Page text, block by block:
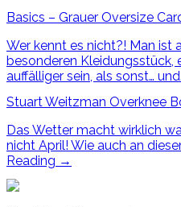
Basics – Grauer Oversize
Wer kennt es nicht?! Man ist
besonderen Kleidungsstück,
auffälliger sein, als sonst…
Stuart Weitzman Overknee
Das Wetter macht wirklich
nicht April! Wie auch an
Reading →